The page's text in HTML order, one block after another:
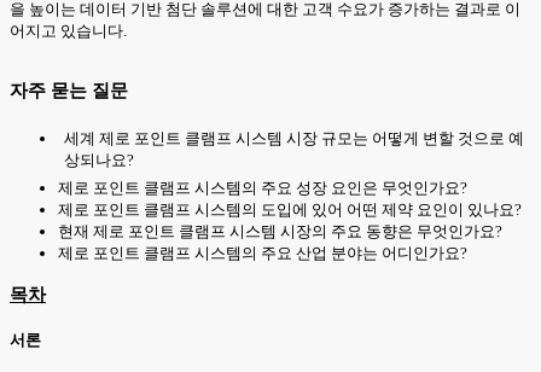
을 높이는 데이터 기반 첨단 솔루션에 대한 고객 수요가 증가하는 결과로 이
어지고 있습니다.
자주 묻는 질문
세계 제로 포인트 클램프 시스템 시장 규모는 어떻게 변할 것으로 예
상되나요?
제로 포인트 클램프 시스템의 주요 성장 요인은 무엇인가요?
제로 포인트 클램프 시스템의 도입에 있어 어떤 제약 요인이 있나요?
현재 제로 포인트 클램프 시스템 시장의 주요 동향은 무엇인가요?
제로 포인트 클램프 시스템의 주요 산업 분야는 어디인가요?
목차
서론